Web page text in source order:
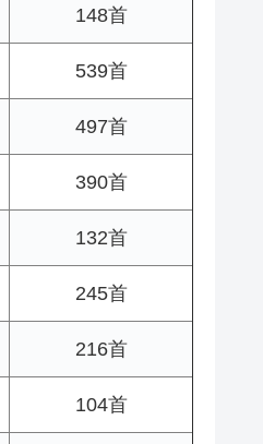
148首
539首
497首
390首
132首
245首
216首
104首